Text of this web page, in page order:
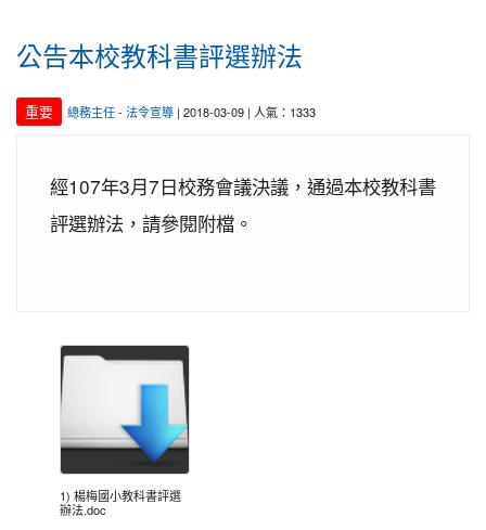
2020-12-31 賀!
本校學生參加109年桃園市理事長
盃溜冰錦標賽成績優異
2020-12-14 賀!
本校學生參加110年桃園市中小學
2020-12-10
賀!
本校學生參加2020年名人盃冬季校
園圍棋對抗賽 成績優異
2020-11-17
賀!
本校學生參加臺北市109年第38屆
類(國小組)第二名
2020-11-06
賀!
本校學生參加2020年壢運盃羽球錦
標賽成績優異
2020-10-27 賀!
本校學生參加109年桃園市議長盃
跆拳道錦標賽成績優異
2020-10-27
公告本校教科書評選辦法
重要 總務主任- 法令宣導| 2018-03-09 | 人氣：1333
經107年3月7日校務會議決議，通過本校教科書
評選辦法，請參閱附檔。
1) 楊梅國小教科書評選
辦法.doc